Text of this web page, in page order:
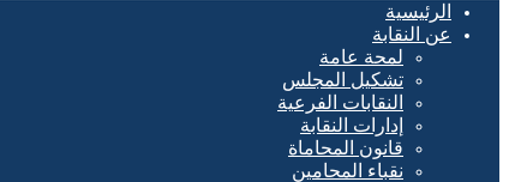
الرئيسية
عن النقابة
لمحة عامة
تشكيل المجلس
النقابات الفرعية
إدارات النقابة
قانون المحاماة
نقباء المحامين